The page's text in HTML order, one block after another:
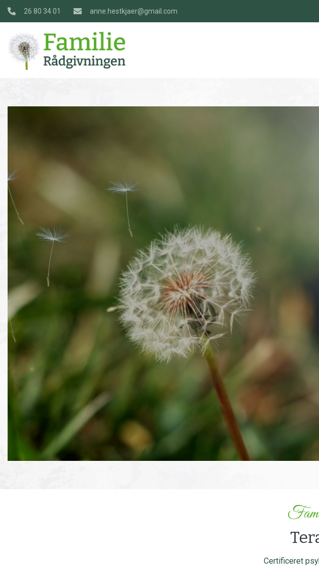
Gå
26 80 34 01 anne.hestkjaer@gmail.com
Certificeret